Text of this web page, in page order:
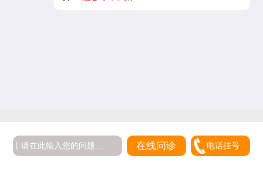
在线问诊 电话挂号